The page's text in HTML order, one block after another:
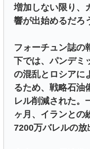
増加しない限り、
響が出始めるだろ
フォーチュン誌の
下では、パンデミ
の混乱とロシアに
るため、戦略石油
レル削減された。
ヶ月、イランとの
7200万バレルの放